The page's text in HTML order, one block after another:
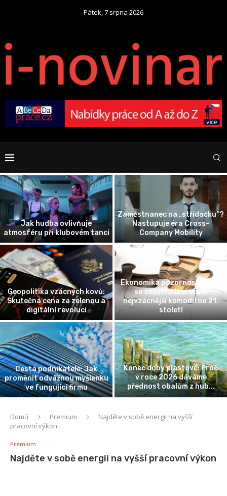
Pátek, 7 srpna 2026
Jak hudba ovlivňuje
atmosféru při klubovém tanci
Zaměstnanec na „střídačku“?
Nastupuje éra Cross-
Company Mobility
Geopolitika vzácných kovů:
Skutečná cena za zelenou a
digitální revoluci
Ekonomika pozornosti: Proč
se soustředění stalo
nejvzácnější komoditou 21.
století
Cesta podnikatele: Jak
proměnit odvážnou myšlenku
ve fungující firmu
Konec doby plastové: Proč
v roce 2026 dáváme
přednost obalům z hub...
Domů Premium
Najděte v sobě energii na vyšší
pracovní výkon
Premium
Najděte v sobě energii na vyšší pracovní výkon